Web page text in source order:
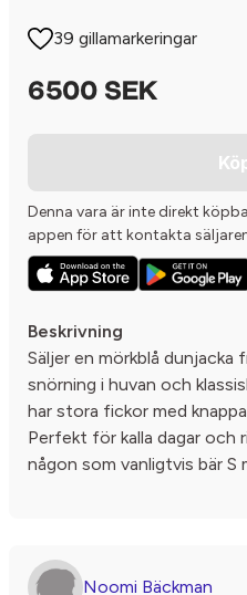
39 gillamarkeringar
6500 SEK
Denna vara är inte direkt
appen för att kontakta
Beskrivning
Säljer en mörkblå dunjacka
snörning i huvan och
har stora fickor med
Perfekt för kalla dagar och
någon som vanligtvis bär S
Noomi Bäckman